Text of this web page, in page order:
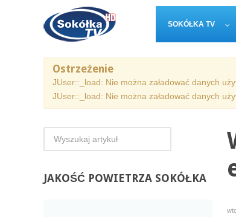
SOKÓŁKA TV
Ostrzeżenie
JUser::_load: Nie można załadować danych
JUser::_load: Nie można załadować danych
JAKOŚĆ POWIETRZA SOKÓŁKA